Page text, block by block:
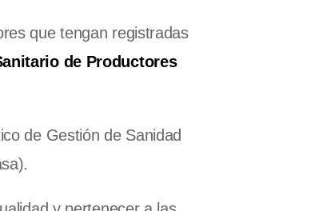
que tengan registradas
de Productores
de Gestión de Sanidad